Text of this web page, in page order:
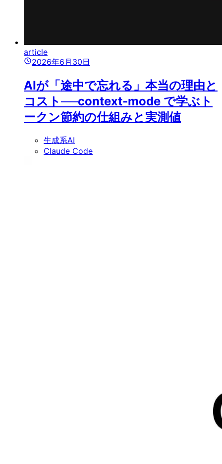
article
2026年6月30日
AIが「途中で忘れる」本当の理由と
コスト──context-mode で学ぶト
ークン節約の仕組みと実測値
生成系AI
Claude Code